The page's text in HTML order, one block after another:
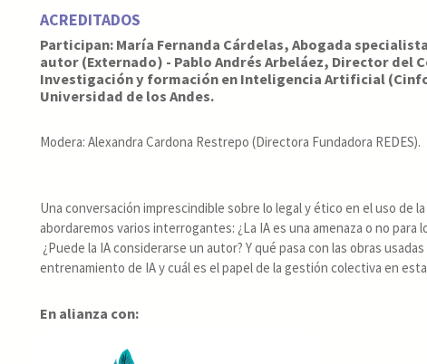
ACREDITADOS
Participan: María Fernanda Cárdelas, Abogada
autor (Externado) - Pablo Andrés Arbeláez, Director del
Investigación y formación en Inteligencia Artificial
Universidad de los Andes.
Modera: Alexandra Cardona Restrepo (Directora Fundadora REDES).
Una conversación imprescindible sobre lo legal y ético en el uso de la
abordaremos varios interrogantes: ¿La IA es una amenaza o no para
¿Puede la IA considerarse un autor? Y qué pasa con las obras
entrenamiento de IA y cuál es el papel de la gestión colectiva en
En alianza con: